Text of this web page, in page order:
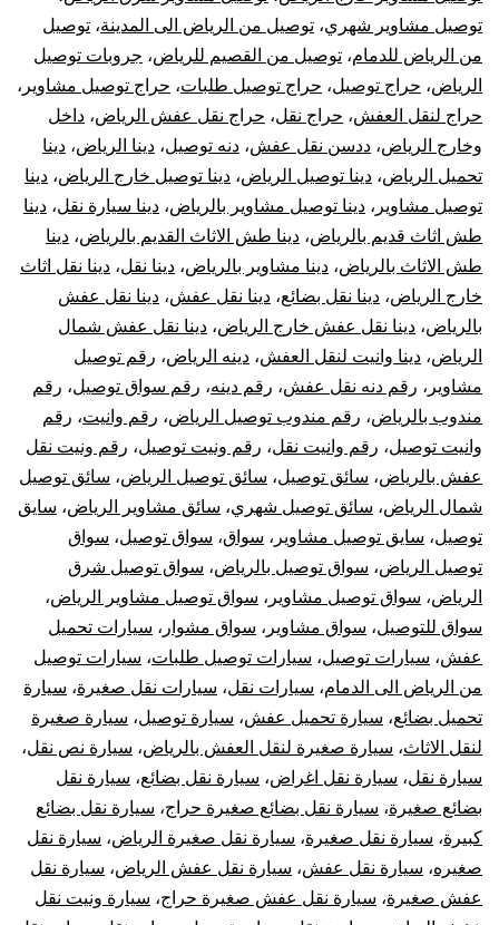
توصيل مشاوير شهري، توصيل من الرياض الى المدينة، توصيل
من الرياض للدمام، توصيل من القصيم للرياض، جروبات توصيل
الرياض، حراج توصيل، حراج توصيل طلبات، حراج توصيل مشاوير ،
حراج لنقل العفش، حراج نقل، حراج نقل عفش الرياض، داخل
وخارج الرياض، ددسن نقل عفش، دنه توصيل، دينا الرياض، دينا
تحميل الرياض، دينا توصيل الرياض، دينا توصيل خارج الرياض، دينا
توصيل مشاوير ، دينا توصيل مشاوير بالرياض، دينا سيارة نقل، دينا
طش اثاث قديم بالرياض، دينا طش الاثاث القديم بالرياض، دينا
طش الاثاث بالرياض، دينا مشاوير بالرياض، دينا نقل، دينا نقل اثاث
خارج الرياض، دينا نقل بضائع، دينا نقل عفش، دينا نقل عفش
بالرياض، دينا نقل عفش خارج الرياض، دينا نقل عفش شمال
الرياض، دينا وانيت لنقل العفش، دينه الرياض، رقم توصيل
مشاوير ، رقم دنه نقل عفش، رقم دينه، رقم سواق توصيل، رقم
مندوب بالرياض، رقم مندوب توصيل الرياض، رقم وانيت، رقم
وانيت توصيل، رقم وانيت نقل، رقم ونيت توصيل، رقم ونيت نقل
عفش بالرياض، سائق توصيل، سائق توصيل الرياض، سائق توصيل
شمال الرياض، سائق توصيل شهري، سائق مشاوير الرياض، سايق
توصيل، سايق توصيل مشاوير ، سواق، سواق توصيل، سواق
توصيل الرياض، سواق توصيل بالرياض، سواق توصيل شرق
الرياض، سواق توصيل مشاوير ، سواق توصيل مشاوير الرياض،
سواق للتوصيل، سواق مشاوير ، سواق مشوار ، سيارات تحميل
عفش، سيارات توصيل، سيارات توصيل طلبات، سيارات توصيل
من الرياض الى الدمام، سيارات نقل، سيارات نقل صغيرة، سيارة
تحميل بضائع، سيارة تحميل عفش، سيارة توصيل، سيارة صغيرة
لنقل الاثاث، سيارة صغيرة لنقل العفش بالرياض، سيارة نص نقل،
سيارة نقل، سيارة نقل اغراض، سيارة نقل بضائع، سيارة نقل
بضائع صغيرة، سيارة نقل بضائع صغيرة حراج، سيارة نقل بضائع
كبيرة، سيارة نقل صغيرة، سيارة نقل صغيرة الرياض، سيارة نقل
صغيره، سيارة نقل عفش، سيارة نقل عفش الرياض، سيارة نقل
عفش صغيرة، سيارة نقل عفش صغيرة حراج، سيارة ونيت نقل